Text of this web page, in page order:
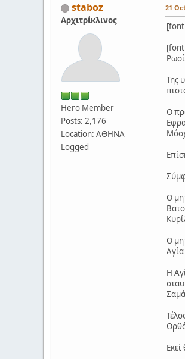
staboz
Αρχιτρίκλινος
Hero Member
Posts: 2,176
Location: ΑΘΗΝΑ
Logged
21
[font
Της
Ο
Ο
Ο
Η